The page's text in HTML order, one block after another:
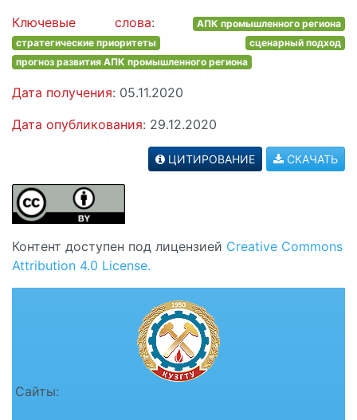
Ключевые слова: АПК промышленного региона
стратегические приоритеты
сценарный подход
прогноз развития АПК промышленного региона
Дата получения: 05.11.2020
Дата опубликования: 29.12.2020
ЦИТИРОВАНИЕ СКАЧАТЬ
Контент доступен под лицензией Creative Commons
Attribution 4.0 License.
Сайты: